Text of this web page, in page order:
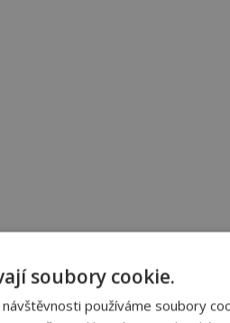
soubory cookie.
používáme soubory